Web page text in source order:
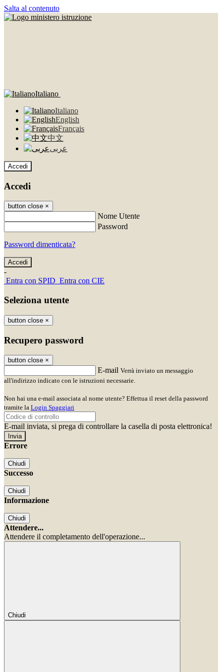
Salta al contenuto
Italiano
Italiano
English
Français
中文
عربى
Accedi
Accedi
button close ×
Nome Utente
Password
Password dimenticata?
-
Entra con SPID Entra con CIE
Seleziona utente
button close ×
Recupero password
button close ×
E-mail Verrà inviato un messaggio
all'indirizzo indicato con le istruzioni necessarie.
Non hai una e-mail associata al nome utente? Effettua il reset della password
tramite la Login Spaggiari
E-mail inviata, si prega di controllare la casella di posta elettronica!
Errore
Chiudi
Successo
Chiudi
Informazione
Chiudi
Attendere...
Attendere il completamento dell'operazione...
Chiudi